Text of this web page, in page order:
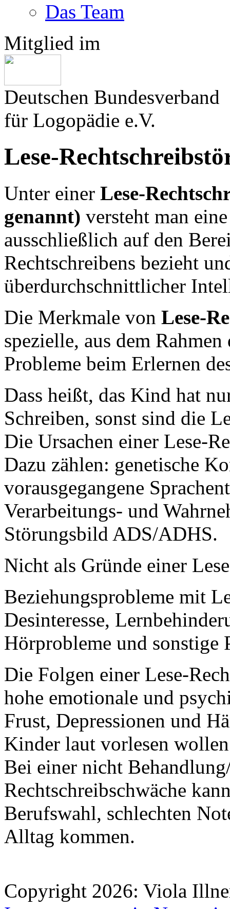
Das Team
Mitglied im
Deutschen Bundesverband
für Logopädie e.V.
Lese-
Unter einer Lese-
genannt) versteht man
ausschließlich auf den
Rechtschreibens bezieht
überdurchschnittlicher
Die Merkmale von Lese-
spezielle, aus dem
Probleme beim Erlernen
Dass heißt, das Kind hat
Schreiben, sonst sind die
Die Ursachen einer Lese-
Dazu zählen: genetische
vorausgegangene
Verarbeitungs- und
Störungsbild ADS/ADHS.
Nicht als Gründe einer
Beziehungsprobleme mit
Desinteresse,
Hörprobleme und sonstige
Die Folgen einer Lese-
hohe emotionale und
Frust, Depressionen und
Kinder laut vorlesen
Bei einer nicht
Rechtschreibschwäche
Berufswahl, schlechten
Alltag kommen.
Copyright 2026: Viola